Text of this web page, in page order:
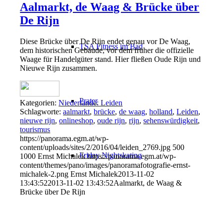
TSA Fitness im Bad
Prater
Friday Nightskating
Aalmarkt, de Waag & Brücke über
De Rijn
Diese Brücke über De Rijn endet genau vor De Waag,
dem historischen Gebäude, vor dem früher die offizielle
Waage für Handelgüter stand. Hier fließen Oude Rijn und
Nieuwe Rijn zusammen.
Kategorien:Niederlande: Leiden
Schlagworte:aalmarkt,brücke,de waag,holland,Leiden,
nieuwe rijn,onlineshop,oude rijn,rijn,sehenswürdigkeit,
tourismus
https://panorama.egm.at/wp-
content/uploads/sites/2/2016/04/leiden_2769.jpg 500
1000 Ernst Michalek https://panorama.egm.at/wp-
content/themes/pano/images/panoramafotografie-ernst-
michalek-2.png Ernst Michalek2013-11-02
13:43:522013-11-02 13:43:52Aalmarkt, de Waag &
Brücke über De Rijn